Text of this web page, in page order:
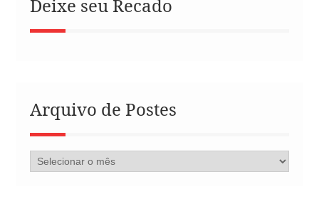
Deixe seu Recado
Arquivo de Postes
Arquivo
de